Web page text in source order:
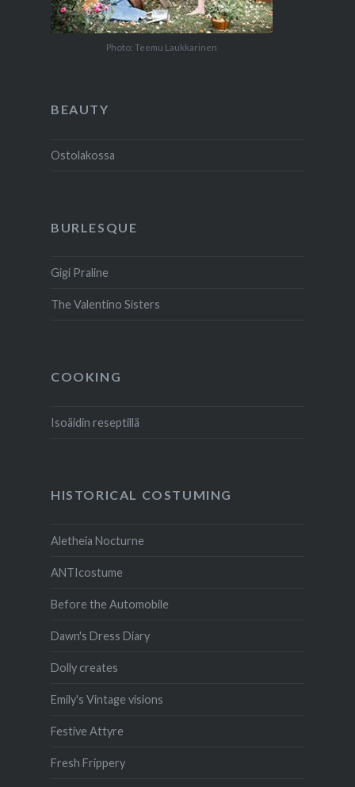
Photo: Teemu Laukkarinen
BEAUTY
Ostolakossa
BURLESQUE
Gigi Praline
The Valentino Sisters
COOKING
Isoäidin reseptillä
HISTORICAL COSTUMING
Aletheia Nocturne
ANTIcostume
Before the Automobile
Dawn's Dress Diary
Dolly creates
Emily's Vintage visions
Festive Attyre
Fresh Frippery